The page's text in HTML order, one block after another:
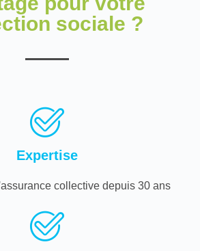
sociale ?
Expertise
collective depuis 30 ans